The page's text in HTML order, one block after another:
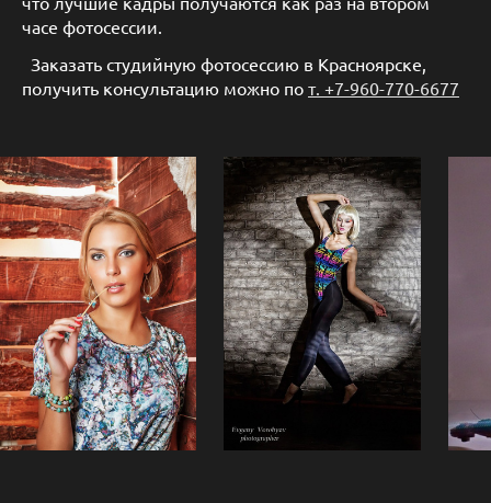
часе фотосессии.
Заказать студийную фотосессию в Красноярске,
получить консультацию можно по т. +7-960-770-6677